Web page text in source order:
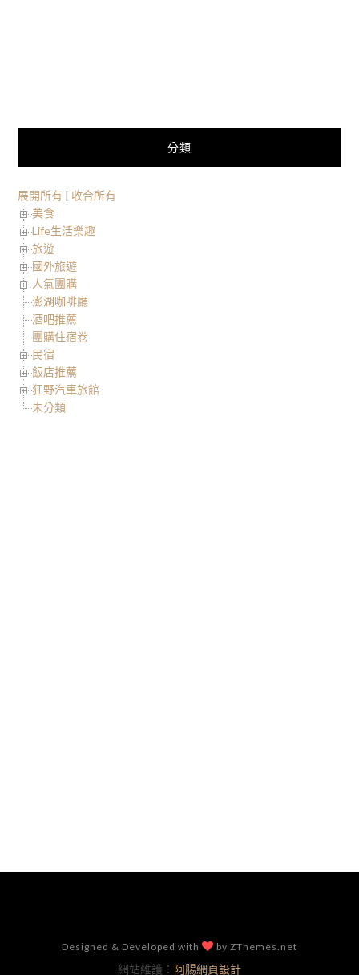
分類
展開所有 | 收合所有
美食
Life生活樂趣
旅遊
國外旅遊
人氣團購
澎湖咖啡廳
酒吧推薦
團購住宿卷
民宿
飯店推薦
狂野汽車旅館
未分類
Designed & Developed with by ZThemes.net
網站維護： 阿腸網頁設計